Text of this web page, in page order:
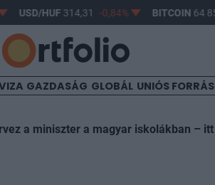
USD/HUF314,31 -0,84% BITCOIN 64
GAZDASÁG GLOBÁL UNIÓS
a miniszter a magyar iskolákban –